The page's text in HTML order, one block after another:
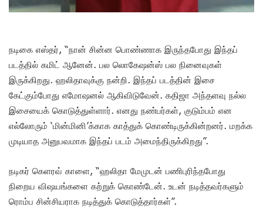
நடிகை எஸ்தர், “நான் சின்ன பொண்ணாக இருந்தபோது இந்தப்
படத்தில் கமிட் ஆனேன். பல லொகேஷன்ஸ் பல நினைவுகள்
இருக்கிறது. ஹலிதாவுக்கு நன்றி. இந்தப் படத்தின் இசை
கேட்கும்போது எமோஷனல் ஆகிவிடுவேன். கதிஜா அந்தளவு நல்ல
இசையைக் கொடுத்துள்ளார். எனது நண்பர்கள், குடும்பம் என
எல்லோரும் ‘மின்மினி’க்காக காத்துக் கொண்டிருக்கின்றனர். மறக்க
முடியாத அனுபவமாக இந்தப் படம் அமைந்திருக்கிறது”.
நடிகர் கெளரவ் காளை, “ஹலிதா மேமுடன் பணிபுரிந்தபோது
நிறைய விஷயங்களை கற்றுக் கொண்டேன். உடன் நடித்தவர்களும்
ரொம்ப சின்சியராக நடித்துக் கொடுத்தார்கள்”.